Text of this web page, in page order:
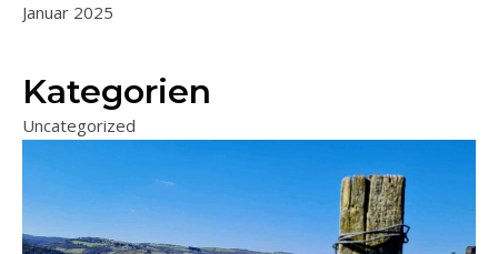
Januar 2025
Kategorien
Uncategorized